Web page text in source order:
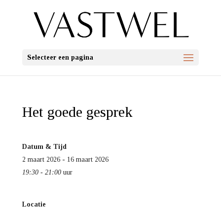
Selecteer een pagina
Het goede gesprek
Datum & Tijd
2 maart 2026 - 16 maart 2026
19:30 - 21:00uur
Locatie